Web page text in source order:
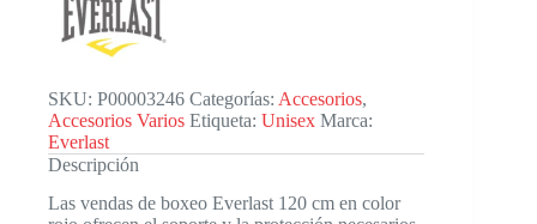
SKU: P00003246 Categorías: Accesorios,
Accesorios Varios Etiqueta: Unisex Marca:
Everlast
Descripción
Las vendas de boxeo Everlast 120 cm en color